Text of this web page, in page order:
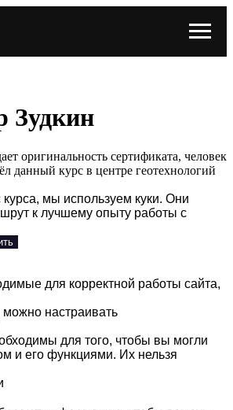
Зудкин
оригинальность сертификата, человек
данный курс в центре геотехнологий
мы используем куки. Они
к лучшему опыту работы с
для корректной работы сайта,
настраивать
для того, чтобы вы могли
и его функциями. Их нельзя